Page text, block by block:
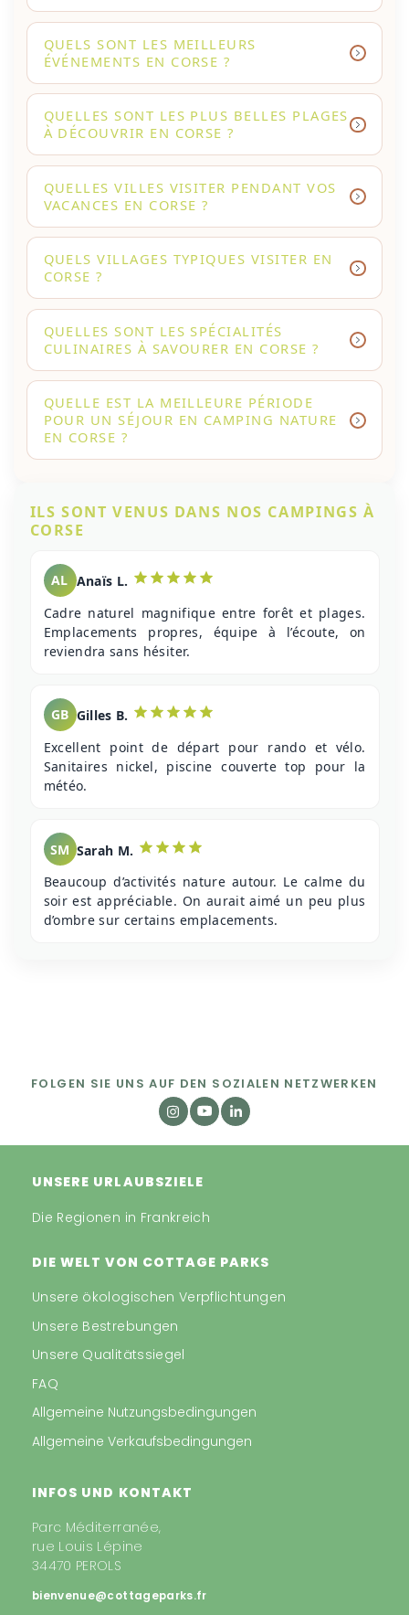
QUELS SONT LES MEILLEURS
ÉVÉNEMENTS EN CORSE ?
QUELLES SONT LES PLUS BELLES PLAGES
À DÉCOUVRIR EN CORSE ?
QUELLES VILLES VISITER PENDANT VOS
VACANCES EN CORSE ?
QUELS VILLAGES TYPIQUES VISITER EN
CORSE ?
QUELLES SONT LES SPÉCIALITÉS
CULINAIRES À SAVOURER EN CORSE ?
QUELLE EST LA MEILLEURE PÉRIODE
POUR UN SÉJOUR EN CAMPING NATURE
EN CORSE ?
ILS SONT VENUS DANS NOS CAMPINGS À
CORSE
AL Anaïs L.
Cadre naturel magnifique entre forêt et plages.
Emplacements propres, équipe à l’écoute, on
reviendra sans hésiter.
GB Gilles B.
Excellent point de départ pour rando et vélo.
Sanitaires nickel, piscine couverte top pour la
météo.
SM Sarah M.
Beaucoup d’activités nature autour. Le calme du
soir est appréciable. On aurait aimé un peu plus
d’ombre sur certains emplacements.
FOLGEN SIE UNS AUF DEN SOZIALEN NETZWERKEN
UNSERE URLAUBSZIELE
Die Regionen in Frankreich
DIE WELT VON COTTAGE PARKS
Unsere ökologischen Verpflichtungen
Unsere Bestrebungen
Unsere Qualitätssiegel
FAQ
Allgemeine Nutzungsbedingungen
Allgemeine Verkaufsbedingungen
INFOS UND KONTAKT
Parc Méditerranée,
rue Louis Lépine
34470 PEROLS
bienvenue@cottageparks.fr